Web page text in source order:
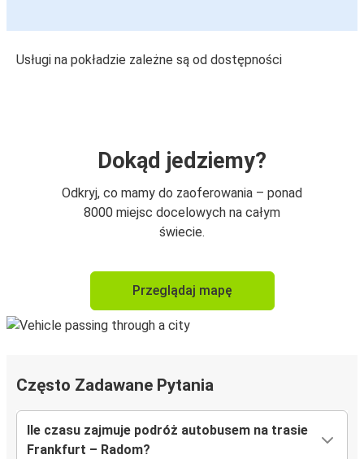
Usługi na pokładzie zależne są od dostępności
Dokąd jedziemy?
Odkryj, co mamy do zaoferowania – ponad
8000 miejsc docelowych na całym
świecie.
Przeglądaj mapę
Często Zadawane Pytania
Ile czasu zajmuje podróż autobusem na trasie
Frankfurt – Radom?